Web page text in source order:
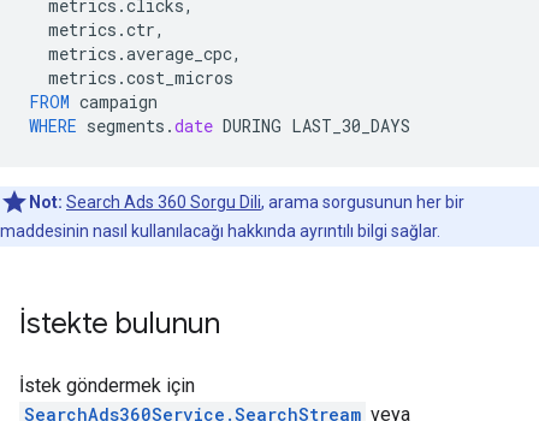
metrics .clicks,
metrics .ctr,
metrics .average_cpc,
metrics .cost_micros
FROM campaign
WHERE segments .date DURING LAST_30_DAYS
Not: Search Ads 360 Sorgu Dili, arama sorgusunun her bir
maddesinin nasıl kullanılacağı hakkında ayrıntılı bilgi sağlar.
İstekte bulunun
İstek göndermek için
SearchAds360Service.SearchStream veya